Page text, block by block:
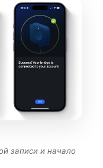
записи и начало